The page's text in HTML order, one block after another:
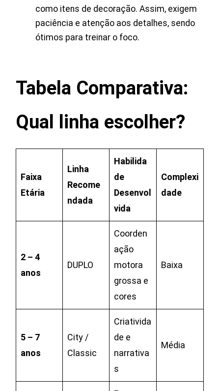
como itens de decoração. Assim, exigem
paciência e atenção aos detalhes, sendo
ótimos para treinar o foco.
Tabela Comparativa:
Qual linha escolher?
Faixa
Etária
Linha
Recome
ndada
Habilida
de
Desenvol
vida
Complexi
dade
2 – 4
anos
DUPLO
Coorden
ação
motora
grossa e
cores
Baixa
5 – 7
anos
City /
Classic
Criativida
de e
narrativa
s
Média